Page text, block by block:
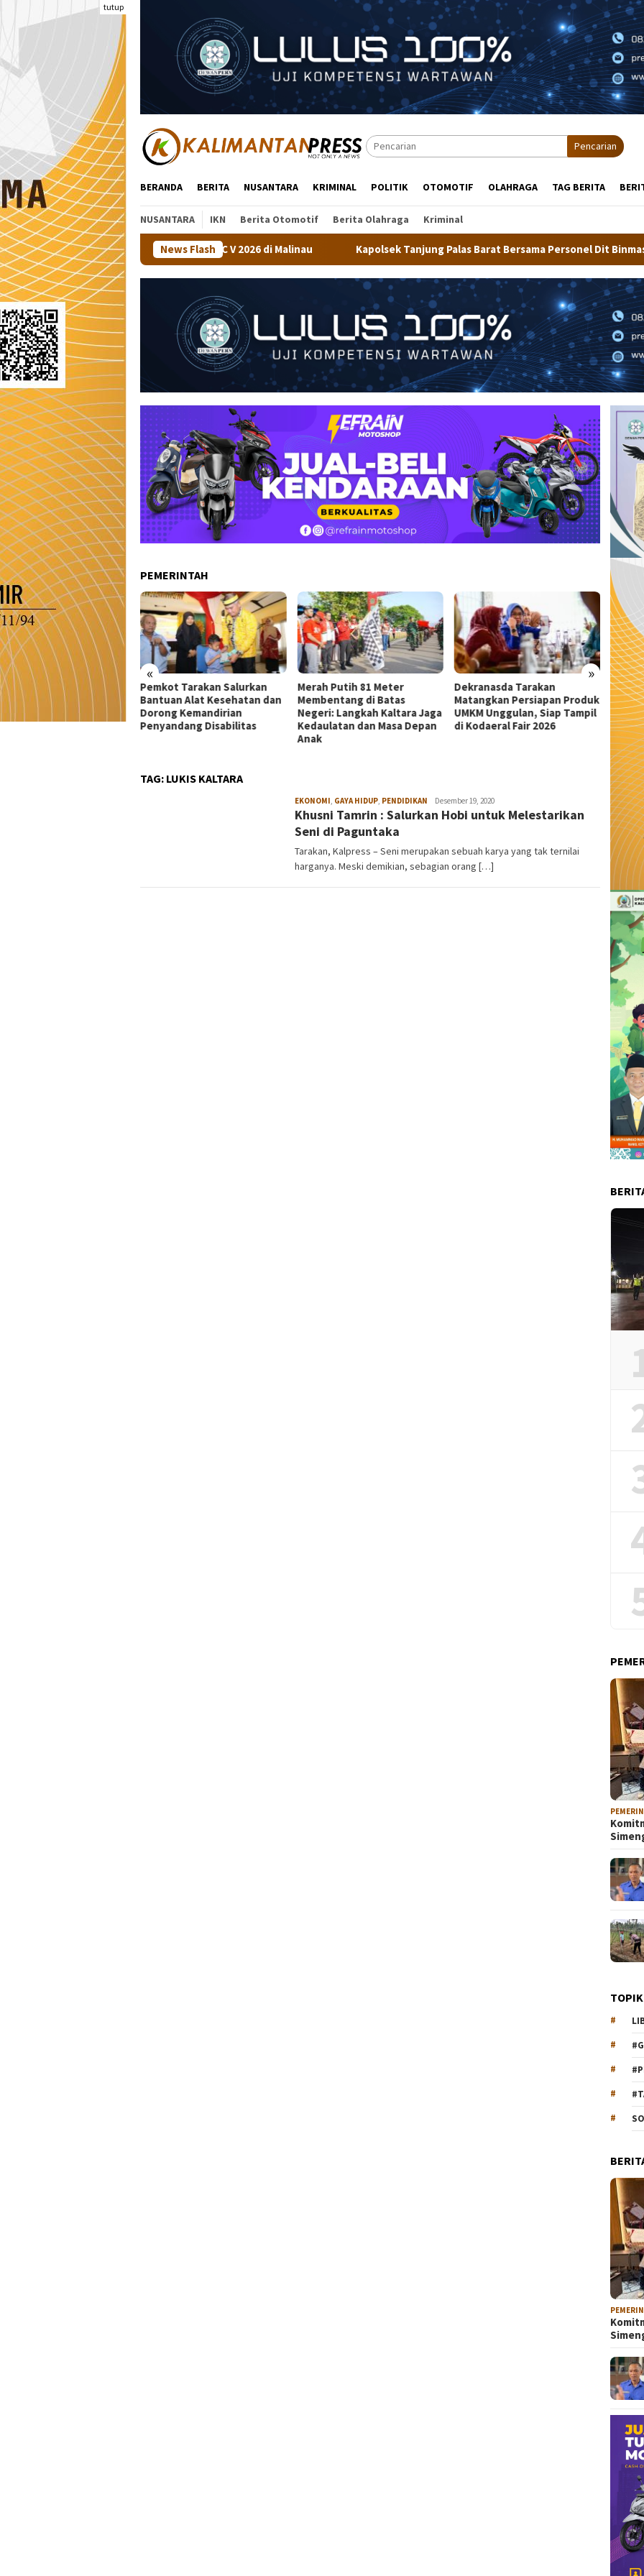
tutup
Pencarian
BERANDA BERITA NUSANTARA KRIMINAL POLITIK OTOMOTIF OLAHRAGA TAG BERITA
NUSANTARA IKN Berita Otomotif Berita Olahraga Kriminal
News Flash
Tenis Meja BMC V 2026 di Malinau Kapolsek Tanjung Palas Barat Bersama Personel Dit Binmas Polda Kaltara Salurkan
PEMERINTAH
« »
Tarakan Salurkan
Alat Kesehatan dan
Kemandirian
Disabilitas
Merah Putih 81 Meter
Membentang di Batas
Negeri: Langkah Kaltara Jaga
Kedaulatan dan Masa Depan
Dekranasda Tarakan
Matangkan Persiapan Produk
UMKM Unggulan, Siap Tampil
di Kodaeral Fair 2026
Wali Kota Tarakan Apresiasi
Beasiswa PIP Aspirasi Deddy
Sitorus untuk 209 Siswa
TAG: LUKIS KALTARA
EKONOMI GAYA HIDUP PENDIDIKAN admin
Desember 19, 2020
Khusni Tamrin : Salurkan Hobi untuk Melestarikan
Seni di Paguntaka
Tarakan, Kalpress – Seni merupakan sebuah karya yang tak ternilai
harganya. Meski demikian, sebagian orang […]